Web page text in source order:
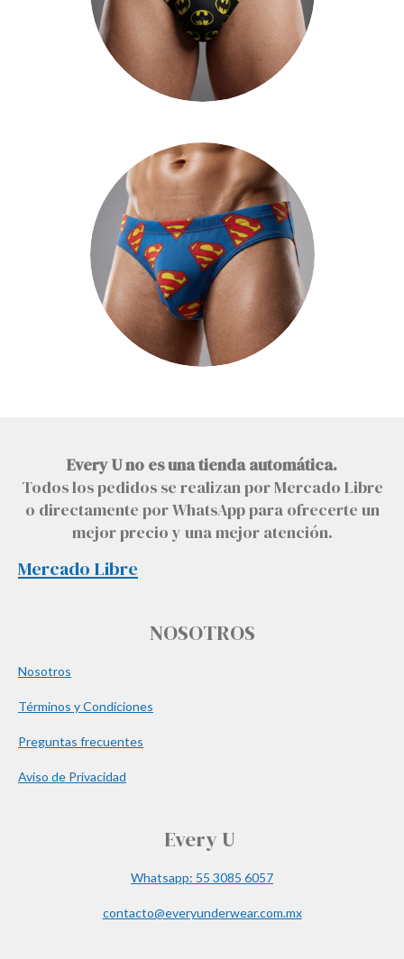
Every U no es una tienda automática.
Todos los pedidos se realizan por Mercado Libre
o directamente por WhatsApp para ofrecerte un
mejor precio y una mejor atención.
Mercado Libre
NOSOTROS
Nosotros
Términos y Condiciones
Preguntas frecuentes
Aviso de Privacidad
Every U
Whatsapp: 55 3085 6057
contacto@everyunderwear.com.mx